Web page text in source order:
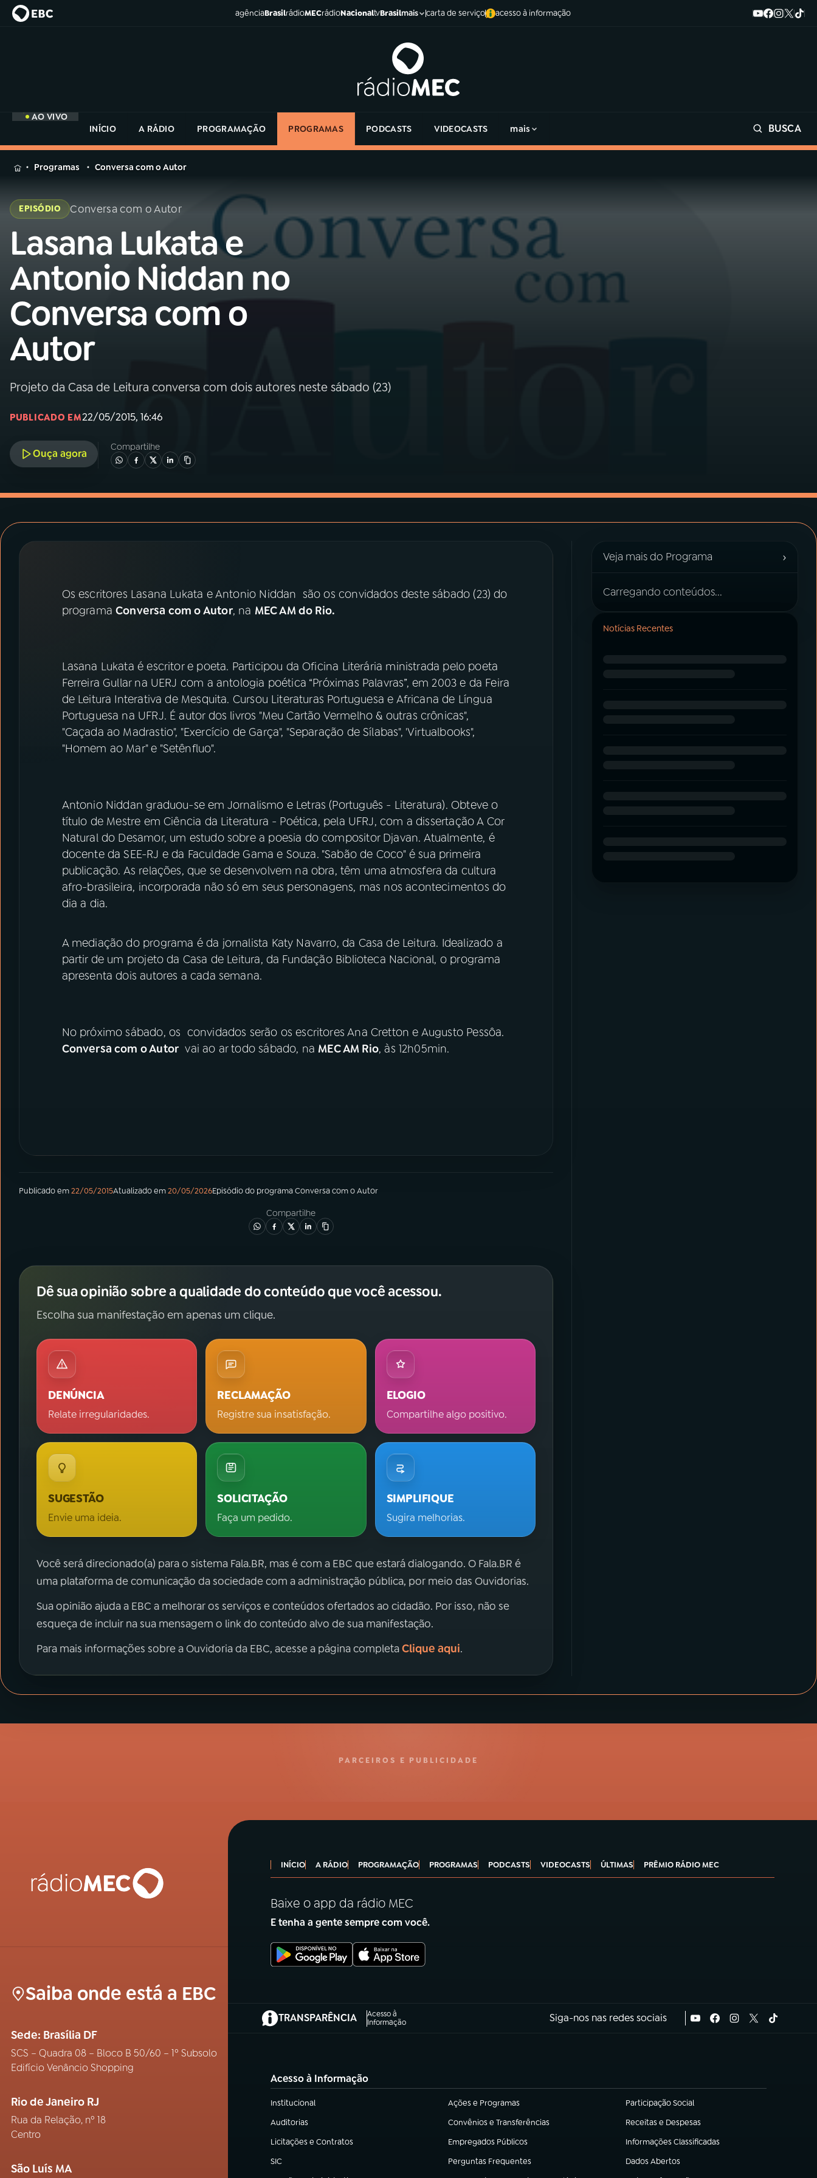
agênciaBrasilrádioMECrádioNacionaltvBrasilmais carta de serviço acesso à informação
AO VIVO
INÍCIO
A RÁDIO PROGRAMAÇÃO PROGRAMAS PODCASTS VIDEOCASTS mais BUSCA
MENU
na
Rádio
MEC
Buscar
AO VIVO
01INÍCIO
02 A RÁDIO
03PROGRAMAÇÃO
05PODCASTS
PRÊMIO RÁDIO MEC
Instagram X
na
Rádio
Programas Conversa com o Autor
EPISÓDIO Conversa com o Autor
Lasana Lukata e
Antonio Niddan no
Conversa com o
Autor
Projeto da Casa de Leitura conversa com dois autores neste sábado (23)
PUBLICADO EM22/05/2015, 16:46
Ouça agora
Compartilhe
Os escritores Lasana Lukata e Antonio Niddan são os convidados deste sábado (23) do
programaConversa com o Autor, na MEC AM do Rio.
Lasana Lukata é escritor e poeta. Participou da Oficina Literária ministrada pelo poeta
Ferreira Gullar na UERJ com a antologia poética “Próximas Palavras”, em 2003 e da Feira
de Leitura Interativa de Mesquita. Cursou Literaturas Portuguesa e Africana de Língua
Portuguesa na UFRJ. É autor dos livros "Meu Cartão Vermelho & outras crônicas",
"Caçada ao Madrastio", "Exercício de Garça", "Separação de Sílabas", 'Virtualbooks",
"Homem ao Mar" e "Setênfluo".
Antonio Niddan graduou-se em Jornalismo e Letras (Português - Literatura). Obteve o
título de Mestre em Ciência da Literatura - Poética, pela UFRJ, com a dissertação A Cor
Natural do Desamor, um estudo sobre a poesia do compositor Djavan. Atualmente, é
docente da SEE-RJ e da Faculdade Gama e Souza. "Sabão de Coco" é sua primeira
publicação. As relações, que se desenvolvem na obra, têm uma atmosfera da cultura
afro-brasileira, incorporada não só em seus personagens, mas nos acontecimentos do
dia a dia.
A mediação do programa é da jornalista Katy Navarro, da Casa de Leitura. Idealizado a
partir de um projeto da Casa de Leitura, da Fundação Biblioteca Nacional, o programa
apresenta dois autores a cada semana.
No próximo sábado, os convidados serão os escritores Ana Cretton e Augusto Pessôa.
Conversa com o Autorvai ao ar todo sábado, na MEC AM Rio, às 12h05min.
Publicado em22/05/2015Atualizado em20/05/2026Episódiodo programaConversa com o Autor
Compartilhe
Dê sua opinião sobre a qualidade do conteúdo que você acessou.
Escolha sua manifestação em apenas um clique.
DENÚNCIA
Relate irregularidades.
RECLAMAÇÃO
Registre sua insatisfação.
ELOGIO
Compartilhe algo positivo.
SUGESTÃO
Envie uma ideia.
SOLICITAÇÃO
Faça um pedido.
SIMPLIFIQUE
Sugira melhorias.
Você será direcionado(a) para o sistema Fala.BR, mas é com a EBC que estará dialogando. O Fala.BR é
uma plataforma de comunicação da sociedade com a administração pública, por meio das Ouvidorias.
Sua opinião ajuda a EBC a melhorar os serviços e conteúdos ofertados ao cidadão. Por isso, não se
esqueça de incluir na sua mensagem o link do conteúdo alvo de sua manifestação.
Para mais informações sobre a Ouvidoria da EBC, acesse a página completaClique aqui.
Veja mais do Programa ›
Carregando conteúdos...
Notícias Recentes
PARCEIROS E PUBLICIDADE
Saiba onde está a EBC
Sede: Brasília DF
SCS – Quadra 08 – Bloco B 50/60 – 1º Subsolo
Edifício Venâncio Shopping
Rio de Janeiro RJ
Rua da Relação, nº 18
Centro
São Luís MA
INÍCIO A RÁDIO PROGRAMAÇÃO PROGRAMAS PODCASTS VIDEOCASTS ÚLTIMAS PRÊMIO RÁDIO MEC
Baixe o app da rádio MEC
E tenha a gente sempre com você.
TRANSPARÊNCIA
Acesso à
Informação
(abre em nova aba) Siga-nos nas redes sociais
Acesso à Informação
Institucional
(abre em nova aba) Ações e Programas
(abre em nova aba) Participação Social
(abre em nova aba)
Auditorias
(abre em nova aba) Convênios e Transferências
(abre em nova aba) Receitas e Despesas
(abre em nova aba)
Licitações e Contratos
(abre em nova aba) Empregados Públicos
(abre em nova aba) Informações Classificadas
(abre em nova aba)
SIC
(abre em nova aba) Perguntas Frequentes
(abre em nova aba) Dados Abertos
(abre em nova aba)